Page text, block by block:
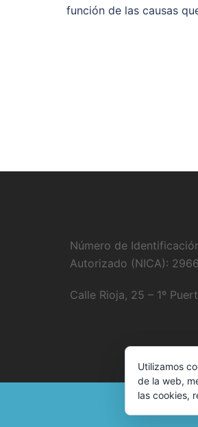
función de las causas
Número de
Autorizado (NICA):
Calle Rioja, 25 – 1º
© 2026 . Funciona
Utilizamos
de la web,
las cookies,